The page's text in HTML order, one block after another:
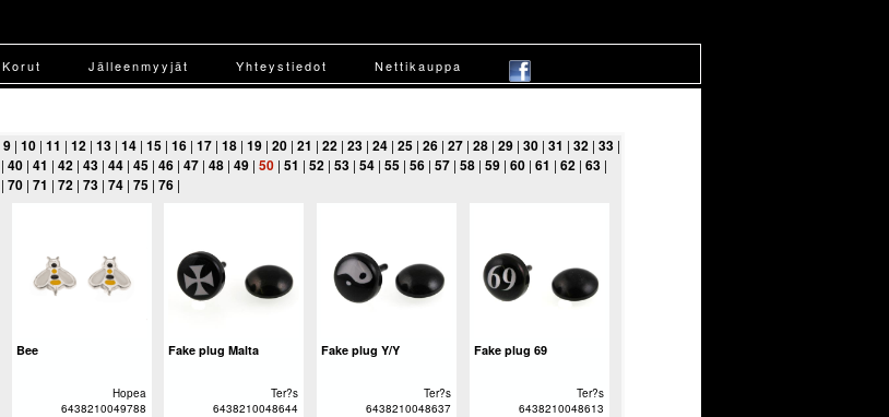
Korut Jälleenmyyjät Yhteystiedot Nettikauppa
9 | 10 | 11 | 12 | 13 | 14 | 15 | 16 | 17 | 18 | 19 | 20 | 21 | 22 | 23 | 24 | 25 | 26 | 27 | 28 | 29 | 30 | 31 | 32 | 33 |
| 40 | 41 | 42 | 43 | 44 | 45 | 46 | 47 | 48 | 49 | 50 | 51 | 52 | 53 | 54 | 55 | 56 | 57 | 58 | 59 | 60 | 61 | 62 | 63 |
| 70 | 71 | 72 | 73 | 74 | 75 | 76 |
Bee
Hopea
6438210049788
Fake plug Malta
Ter?s
6438210048644
Fake plug Y/Y
Ter?s
6438210048637
Fake plug 69
Ter?s
6438210048613